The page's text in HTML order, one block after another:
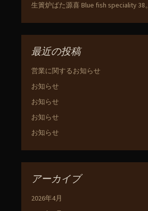
生簀炉ばた源喜 Blue fish speciality 38。
最近の投稿
営業に関するお知らせ
お知らせ
お知らせ
お知らせ
お知らせ
アーカイブ
2026年4月